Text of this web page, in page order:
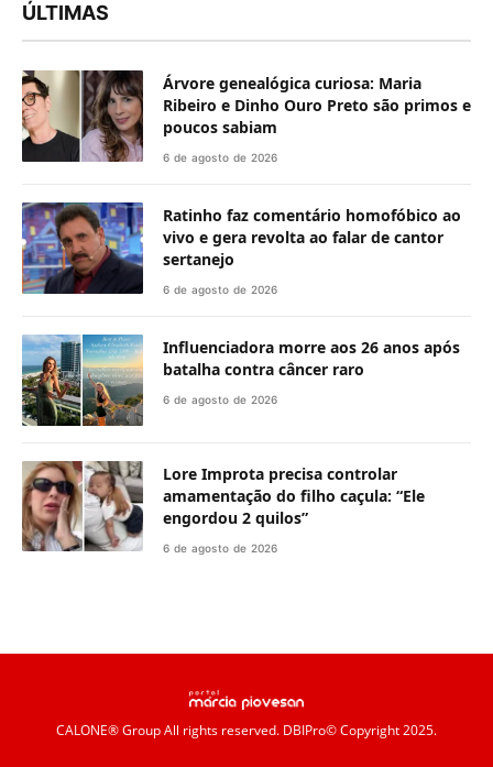
ÚLTIMAS
Árvore genealógica curiosa: Maria
Ribeiro e Dinho Ouro Preto são primos e
poucos sabiam
6 de agosto de 2026
Ratinho faz comentário homofóbico ao
vivo e gera revolta ao falar de cantor
sertanejo
6 de agosto de 2026
Influenciadora morre aos 26 anos após
batalha contra câncer raro
6 de agosto de 2026
Lore Improta precisa controlar
amamentação do filho caçula: “Ele
engordou 2 quilos”
6 de agosto de 2026
CALONE® GroupAll rights reserved. DBIPro© Copyright 2025.